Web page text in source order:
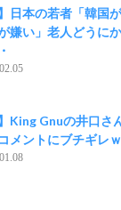
】日本の若者「韓国
が嫌い」老人どうに
】King Gnuの井口さ
メントにブチギレ